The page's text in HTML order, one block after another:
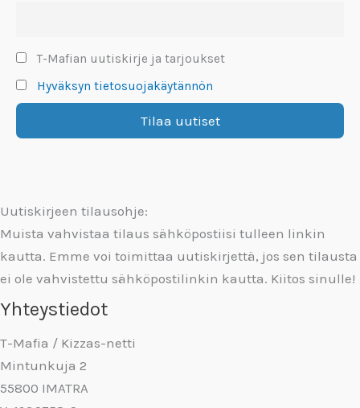
T-Mafian uutiskirje ja tarjoukset
Hyväksyn tietosuojakäytännön
Uutiskirjeen tilausohje:
Muista vahvistaa tilaus sähköpostiisi tulleen linkin
kautta. Emme voi toimittaa uutiskirjettä, jos sen tilausta
ei ole vahvistettu sähköpostilinkin kautta. Kiitos sinulle!
Yhteystiedot
T-Mafia / Kizzas-netti
Mintunkuja 2
55800 IMATRA